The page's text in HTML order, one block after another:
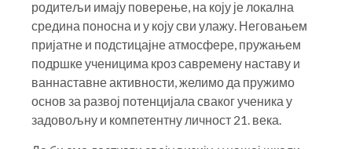
пријатне и подстицајне атмосфере, пружањем
подршке ученицима кроз савремену наставу и
ваннаставне активности, желимо да пружимо
основ за развој потенцијала сваког ученика у
задовољну и компетентну личност 21. века.
Да би смо достигли своју визију, у нашој школи